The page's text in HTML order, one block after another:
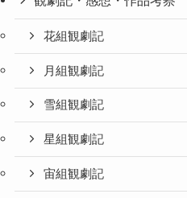
花組観劇記
月組観劇記
雪組観劇記
星組観劇記
宙組観劇記